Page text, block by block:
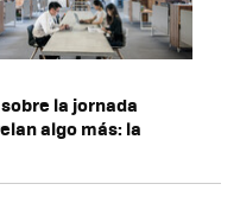
la jornada
algo más: la